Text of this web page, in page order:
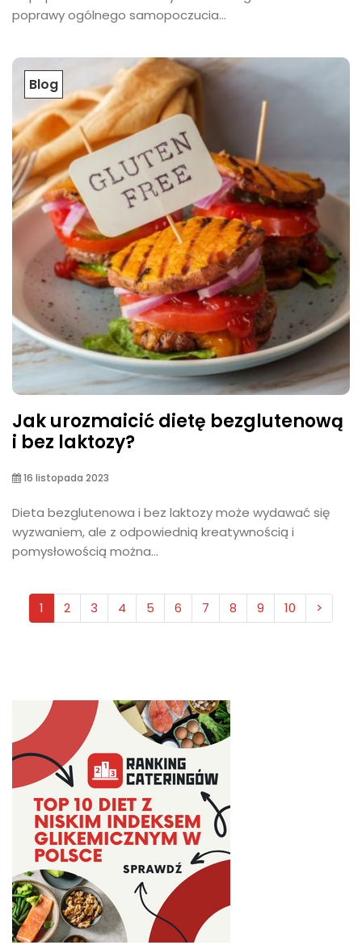
poprawy ogólnego samopoczucia...
Blog
Jak urozmaicić dietę bezglutenową
i bez laktozy?
16 listopada 2023
Dieta bezglutenowa i bez laktozy może wydawać się
wyzwaniem, ale z odpowiednią kreatywnością i
pomysłowością można...
1 2 3 4 5 6 7 8 9 10 >